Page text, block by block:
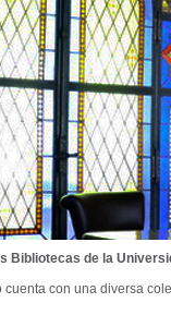
Bibliotecas de la
cuenta con una diversa